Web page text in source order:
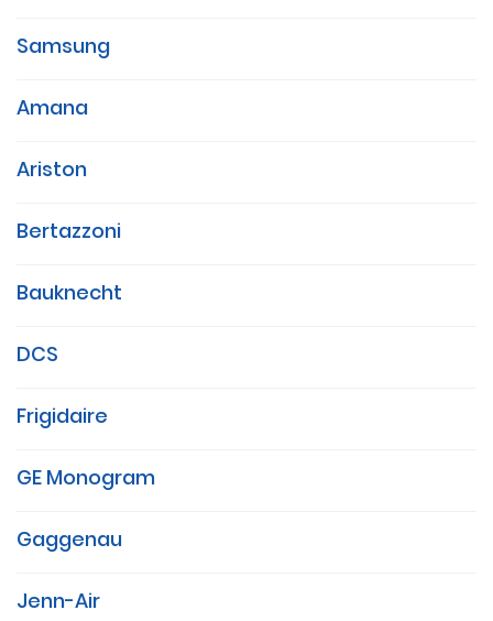
Samsung
Amana
Ariston
Bertazzoni
Bauknecht
DCS
Frigidaire
GE Monogram
Gaggenau
Jenn-Air